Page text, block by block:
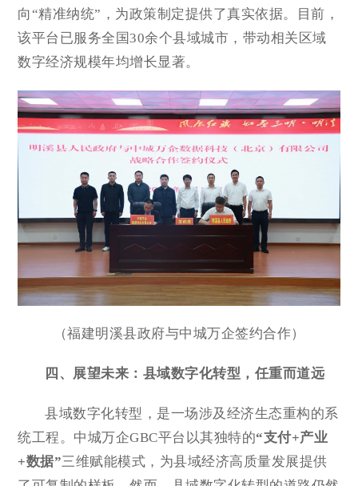
向“精准纳统”，为政策制定提供了真实依据。目前，
该平台已服务全国30余个县域城市，带动相关区域
数字经济规模年均增长显著。
（福建明溪县政府与中城万企签约合作）
四、展望未来：县域数字化转型，任重而道远
县域数字化转型，是一场涉及经济生态重构的系
统工程。中城万企GBC平台以其独特的“支付+产业
+数据”三维赋能模式，为县域经济高质量发展提供